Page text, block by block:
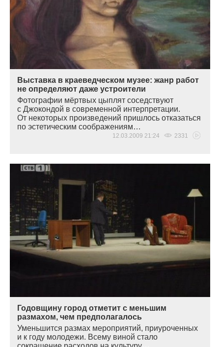
Выставка в краеведческом музее: жанр работ
не определяют даже устроители
Фотографии мёртвых цыплят соседствуют
с Джокондой в современной интерпретации.
От некоторых произведений пришлось отказаться
по эстетическим соображениям…
12.03.2009 21:24 2331
Годовщину город отметит с меньшим
размахом, чем предполагалось
Уменьшится размах мероприятий, приуроченных
и к году молодежи. Всему виной стало